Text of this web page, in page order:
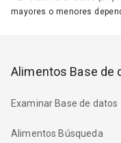
mayores o menores
Alimentos Base de
Examinar Base de datos
Alimentos Búsqueda